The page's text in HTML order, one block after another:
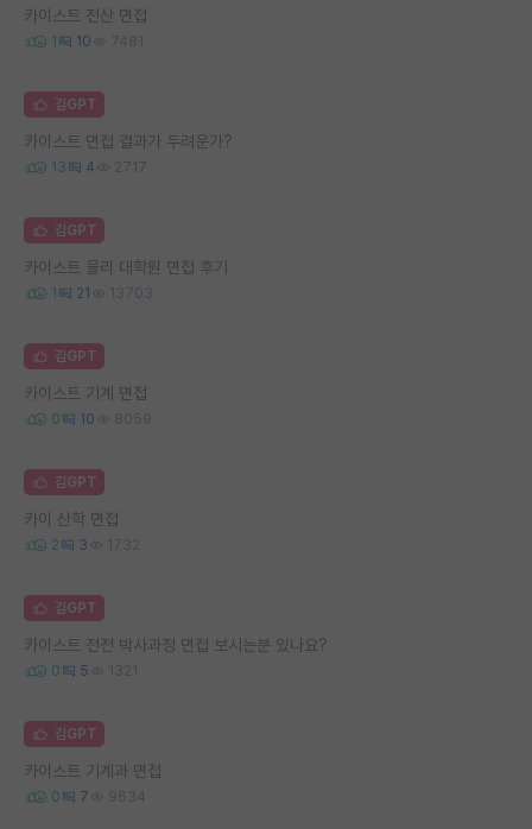
카이스트 전산 면접
1 10 7481
김GPT
카이스트 면접 결과가 두려운가?
13 4 2717
김GPT
카이스트 물리 대학원 면접 후기
1 21 13703
김GPT
카이스트 기계 면접
0 10 8059
김GPT
카이 산학 면접
2 3 1732
김GPT
카이스트 전전 박사과정 면접 보시는분 있나요?
0 5 1321
김GPT
카이스트 기계과 면접
0 7 9634